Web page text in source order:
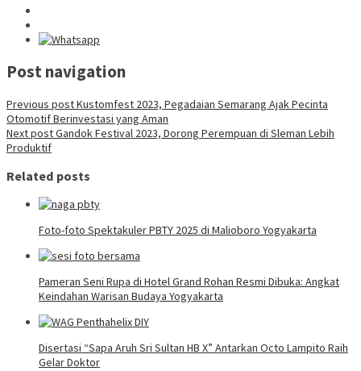
Post navigation
Previous postKustomfest 2023, Pegadaian Semarang Ajak Pecinta
Otomotif Berinvestasi yang Aman
Next postGandok Festival 2023, Dorong Perempuan di Sleman Lebih
Produktif
Related posts
Foto-foto Spektakuler PBTY 2025 di Malioboro Yogyakarta
Pameran Seni Rupa di Hotel Grand Rohan Resmi Dibuka: Angkat
Keindahan Warisan Budaya Yogyakarta
Disertasi “Sapa Aruh Sri Sultan HB X” Antarkan Octo Lampito Raih
Gelar Doktor